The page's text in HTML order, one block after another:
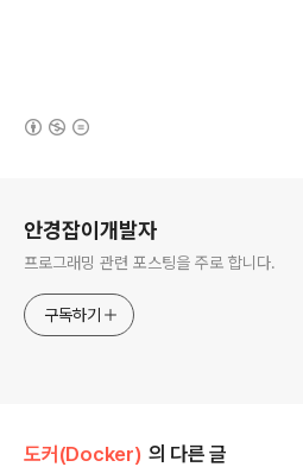
안경잡이개발자
프로그래밍 관련 포스팅을 주로 합니다.
구독하기
도커(Docker) 의 다른 글